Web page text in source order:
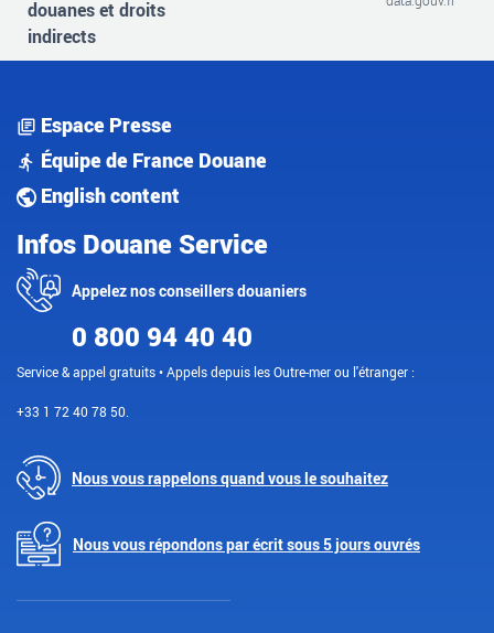
douanes et droits
indirects
Espace Presse
Équipe de France Douane
English content
Infos Douane Service
Appelez nos conseillers douaniers
0 800 94 40 40
Service & appel gratuits • Appels depuis les Outre-mer ou l'étranger :
+33 1 72 40 78 50.
Nous vous rappelons quand vous le souhaitez
Nous vous répondons par écrit sous 5 jours ouvrés